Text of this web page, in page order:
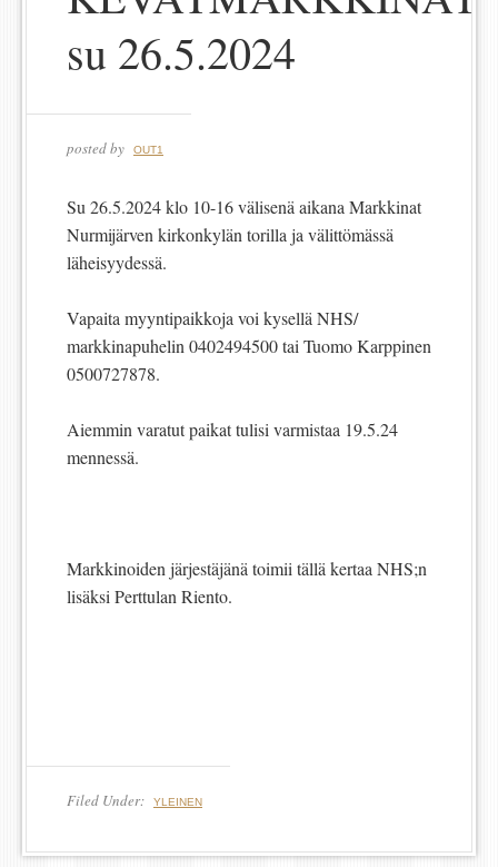
su 26.5.2024
posted by OUT1
Su 26.5.2024 klo 10-16 välisenä aikana Markkinat
Nurmijärven kirkonkylän torilla ja välittömässä
läheisyydessä.
Vapaita myyntipaikkoja voi kysellä NHS/
markkinapuhelin 0402494500 tai Tuomo Karppinen
0500727878.
Aiemmin varatut paikat tulisi varmistaa 19.5.24
mennessä.
Markkinoiden järjestäjänä toimii tällä kertaa NHS;n
lisäksi Perttulan Riento.
Filed Under: YLEINEN